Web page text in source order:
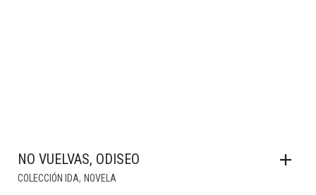
NO VUELVAS, ODISEO
COLECCIÓN IDA, NOVELA